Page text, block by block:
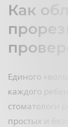
Как
Единого
каждого
стоматологи
простых и